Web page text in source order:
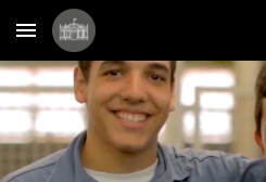
Skip to main content